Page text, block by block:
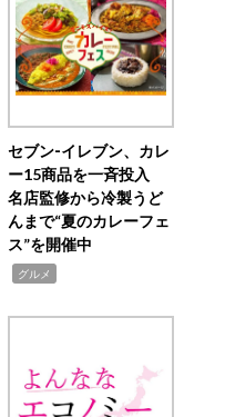
セブン‐イレブン、カレ
ー15商品を一斉投入
名店監修から冷製うど
んまで“夏のカレーフェ
ス”を開催中
グルメ